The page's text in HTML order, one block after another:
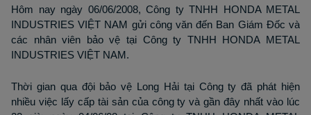
Hôm nay ngày 06/06/2008, Công ty TNHH HONDA METAL
INDUSTRIES VIỆT NAM gửi công văn đến Ban Giám Đốc và
các nhân viên bảo vệ tại Công ty TNHH HONDA METAL
INDUSTRIES VIỆT NAM.
Thời gian qua đội bảo vệ Long Hải tại Công ty đã phát hiện
nhiều việc lấy cấp tài sản của công ty và gần đây nhất vào lúc